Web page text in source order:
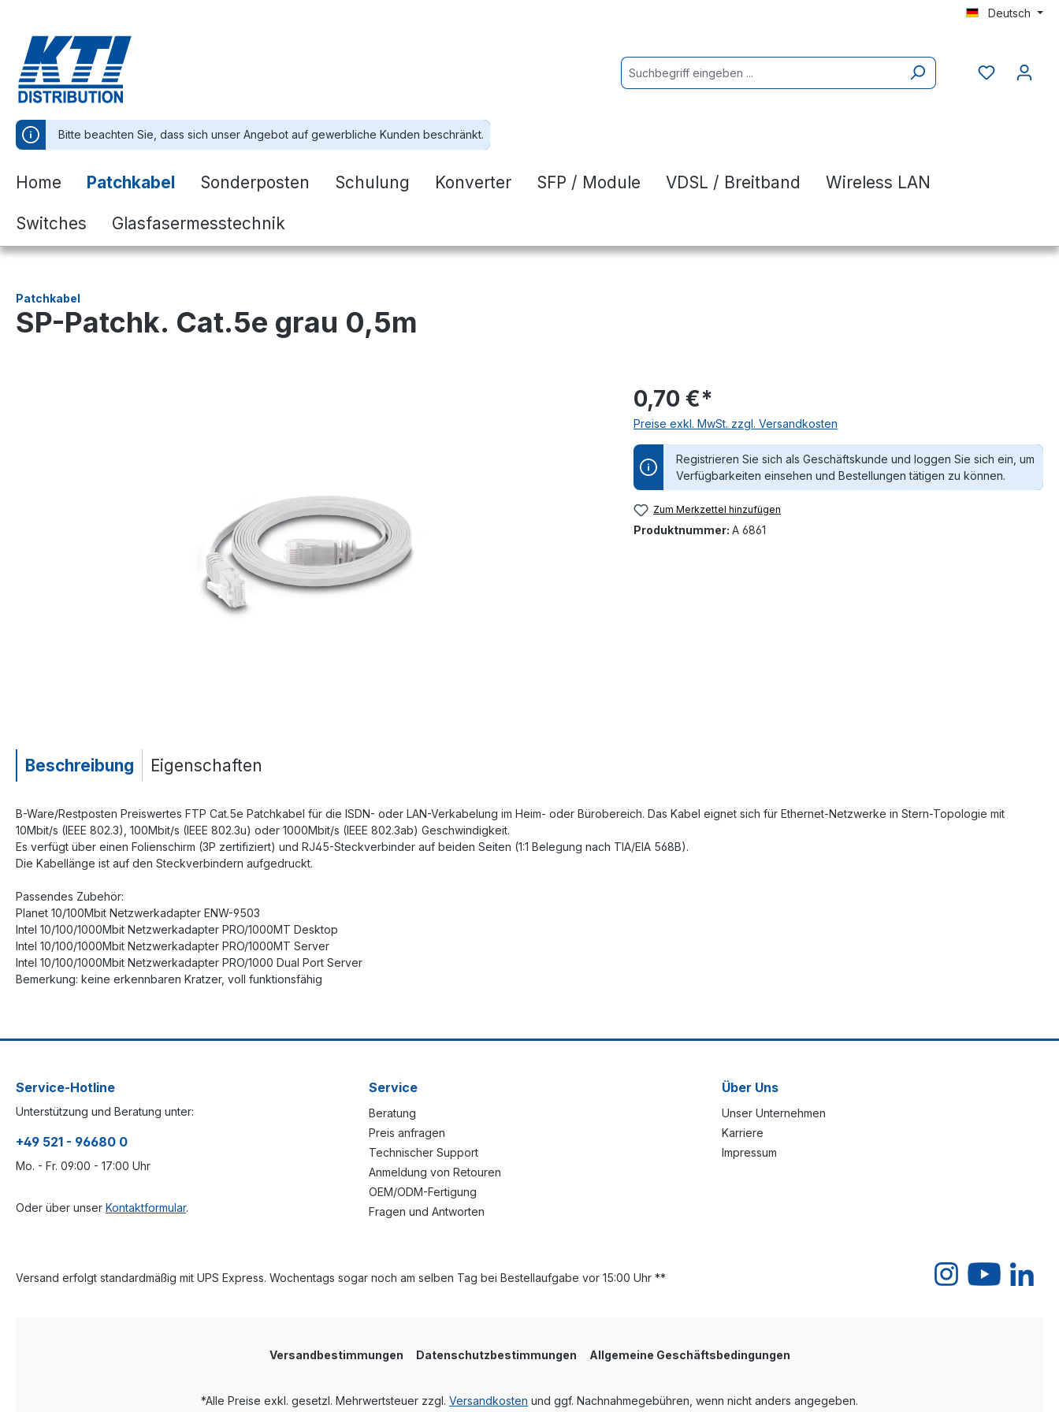
Deutsch
Bitte beachten Sie, dass sich unser Angebot auf gewerbliche Kunden beschränkt.
Home Patchkabel Sonderposten Schulung Konverter SFP / Module VDSL / Breitband Wireless LAN
Switches Glasfasermesstechnik
Patchkabel
SP-Patchk. Cat.5e grau 0,5m
0,70 €*
Preise exkl. MwSt. zzgl. Versandkosten
Registrieren Sie sich als Geschäftskunde und loggen Sie sich ein, um
Verfügbarkeiten einsehen und Bestellungen tätigen zu können.
Zum Merkzettel hinzufügen
Produktnummer: A 6861
Beschreibung Eigenschaften
B-Ware/Restposten Preiswertes FTP Cat.5e Patchkabel für die ISDN- oder LAN-Verkabelung im Heim- oder Bürobereich. Das Kabel eignet sich für Ethernet-Netzwerke in Stern-Topologie mit
10Mbit/s (IEEE 802.3), 100Mbit/s (IEEE 802.3u) oder 1000Mbit/s (IEEE 802.3ab) Geschwindigkeit.
Es verfügt über einen Folienschirm (3P zertifiziert) und RJ45-Steckverbinder auf beiden Seiten (1:1 Belegung nach TIA/EIA 568B).
Die Kabellänge ist auf den Steckverbindern aufgedruckt.
Passendes Zubehör:
Planet 10/100Mbit Netzwerkadapter ENW-9503
Intel 10/100/1000Mbit Netzwerkadapter PRO/1000MT Desktop
Intel 10/100/1000Mbit Netzwerkadapter PRO/1000MT Server
Intel 10/100/1000Mbit Netzwerkadapter PRO/1000 Dual Port Server
Bemerkung: keine erkennbaren Kratzer, voll funktionsfähig
Service-Hotline
Unterstützung und Beratung unter:
+49 521 - 96680 0
Mo. - Fr. 09:00 - 17:00 Uhr
Oder über unser Kontaktformular.
Service
Beratung
Preis anfragen
Technischer Support
Anmeldung von Retouren
OEM/ODM-Fertigung
Fragen und Antworten
Über Uns
Unser Unternehmen
Karriere
Impressum
Versand erfolgt standardmäßig mit UPS Express. Wochentags sogar noch am selben Tag bei Bestellaufgabe vor 15:00 Uhr **
Versandbestimmungen Datenschutzbestimmungen Allgemeine Geschäftsbedingungen
*Alle Preise exkl. gesetzl. Mehrwertsteuer zzgl. Versandkosten und ggf. Nachnahmegebühren, wenn nicht anders angegeben.